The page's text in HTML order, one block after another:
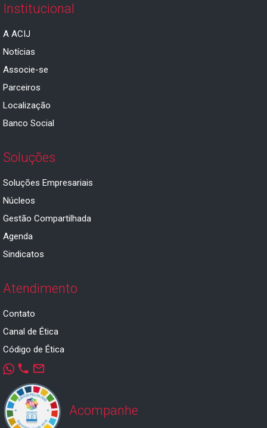
Institucional
A ACIJ
Notícias
Associe-se
Parceiros
Localização
Banco Social
Soluções
Soluções Empresariais
Núcleos
Gestão Compartilhada
Agenda
Sindicatos
Atendimento
Contato
Canal de Ética
Código de Ética
phone mail_outline
Acompanhe